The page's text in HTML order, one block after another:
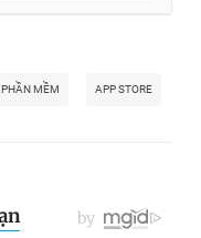
PHẦN MỀM APP STORE